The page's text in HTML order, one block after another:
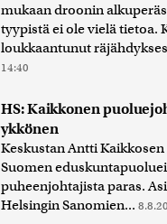
mukaan droonin
tyypistä ei ole vielä tietoa.
loukkaantunut
14:40
HS: Kaikkonen
ykkönen
Keskustan Antti
Suomen
puheenjohtajista paras.
Helsingin Sanomien...